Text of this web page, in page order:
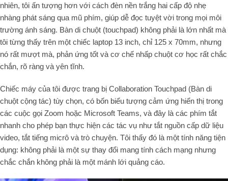
nhiên, tôi ấn tượng hơn với cách đèn nền trắng hai cấp độ nhẹ
nhàng phát sáng qua mũ phím, giúp dễ đọc tuyệt vời trong mọi môi
trường ánh sáng. Bàn di chuột (touchpad) không phải là lớn nhất mà
tôi từng thấy trên một chiếc laptop 13 inch, chỉ 125 x 70mm, nhưng
nó rất mượt mà, phản ứng tốt và cơ chế nhấp chuột cơ học rất chắc
chắn, rõ ràng và yên tĩnh.
Chiếc máy của tôi được trang bị Collaboration Touchpad (Bàn di
chuột cộng tác) tùy chọn, có bốn biểu tượng cảm ứng hiển thị trong
các cuộc gọi Zoom hoặc Microsoft Teams, và đây là các phím tắt
nhanh cho phép bạn thực hiện các tác vụ như tắt nguồn cấp dữ liệu
video, tắt tiếng micrô và trò chuyện. Tôi thấy đó là một tính năng tiện
dụng: không phải là một sự thay đổi mang tính cách mạng nhưng
chắc chắn không phải là một mánh lới quảng cáo.